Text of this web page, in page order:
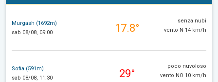
Murgash (1692m)
sab 08/08, 09:00
17.8°
senza nubi
vento N 14 km/h
Sofia (591m)
sab 08/08, 11:30
29°
poco nuvoloso
vento NO 10 km/h